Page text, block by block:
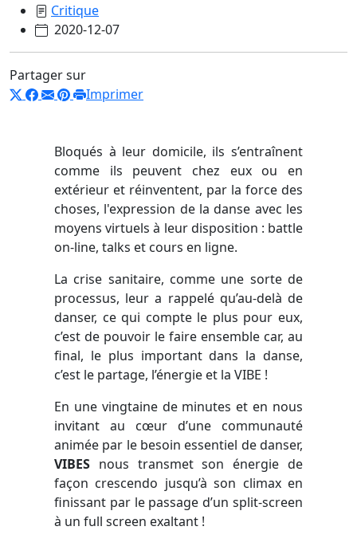
Critique
2020-12-07
Partager sur
Imprimer
Bloqués à leur domicile, ils s’entraînent
comme ils peuvent chez eux ou en
extérieur et réinventent, par la force des
choses, l'expression de la danse avec les
moyens virtuels à leur disposition : battle
on-line, talks et cours en ligne.
La crise sanitaire, comme une sorte de
processus, leur a rappelé qu’au-delà de
danser, ce qui compte le plus pour eux,
c’est de pouvoir le faire ensemble car, au
final, le plus important dans la danse,
c’est le partage, l’énergie et la VIBE !
En une vingtaine de minutes et en nous
invitant au cœur d’une communauté
animée par le besoin essentiel de danser,
VIBES nous transmet son énergie de
façon crescendo jusqu’à son climax en
finissant par le passage d’un split-screen
à un full screen exaltant !